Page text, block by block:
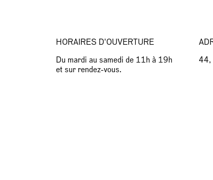
HORAIRES D'OUVERTURE
Du mardi au samedi de 11h à 19h
et sur rendez-vous.
44,